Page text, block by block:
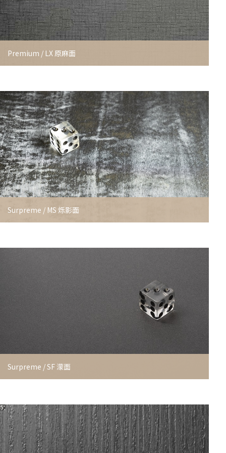
Premium / LX 原麻面
Surpreme / MS 烁影面
Surpreme / SF 濛面